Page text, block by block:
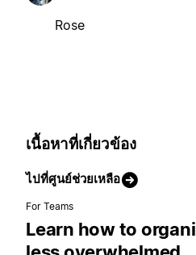
Rose
เนื้อหาที่เกี่ยวข้อง
ไปที่ศูนย์ช่วยเหลือ
For Teams
Learn how to